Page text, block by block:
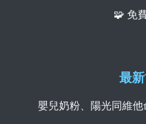
🧩 免
最
嬰兒奶粉、陽光同維